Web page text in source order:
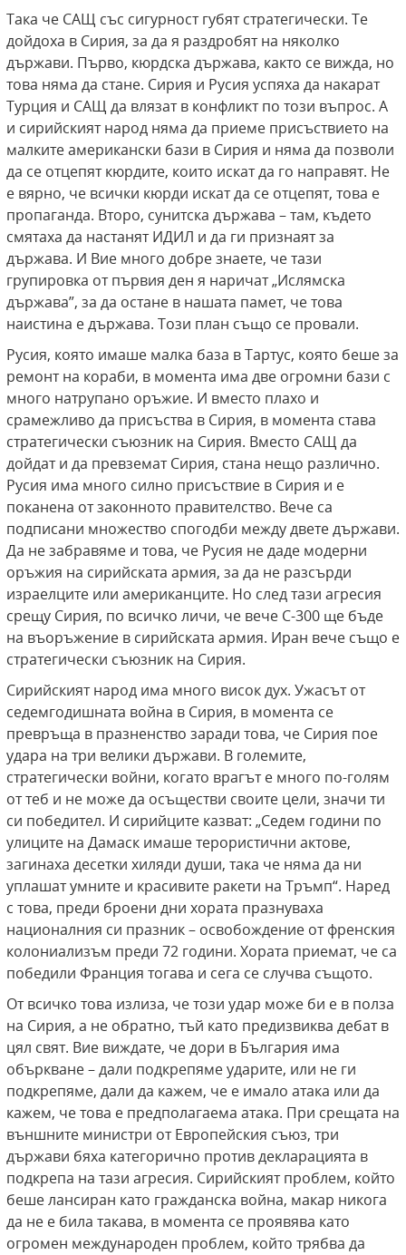
Така че САЩ със сигурност губят стратегически. Те
дойдоха в Сирия, за да я раздробят на няколко
държави. Първо, кюрдска държава, както се вижда, но
това няма да стане. Сирия и Русия успяха да накарат
Турция и САЩ да влязат в конфликт по този въпрос. А
и сирийският народ няма да приеме присъствието на
малките американски бази в Сирия и няма да позволи
да се отцепят кюрдите, които искат да го направят. Не
е вярно, че всички кюрди искат да се отцепят, това е
пропаганда. Второ, сунитска държава – там, където
смятаха да настанят ИДИЛ и да ги признаят за
държава. И Вие много добре знаете, че тази
групировка от първия ден я наричат „Ислямска
държава”, за да остане в нашата памет, че това
наистина е държава. Този план също се провали.
Русия, която имаше малка база в Тартус, която беше за
ремонт на кораби, в момента има две огромни бази с
много натрупано оръжие. И вместо плахо и
срамежливо да присъства в Сирия, в момента става
стратегически съюзник на Сирия. Вместо САЩ да
дойдат и да превземат Сирия, стана нещо различно.
Русия има много силно присъствие в Сирия и е
поканена от законното правителство. Вече са
подписани множество спогодби между двете държави.
Да не забравяме и това, че Русия не даде модерни
оръжия на сирийската армия, за да не разсърди
израелците или американците. Но след тази агресия
срещу Сирия, по всичко личи, че вече С-300 ще бъде
на въоръжение в сирийската армия. Иран вече също е
стратегически съюзник на Сирия.
Сирийският народ има много висок дух. Ужасът от
седемгодишната война в Сирия, в момента се
превръща в празненство заради това, че Сирия пое
удара на три велики държави. В големите,
стратегически войни, когато врагът е много по-голям
от теб и не може да осъществи своите цели, значи ти
си победител. И сирийците казват: „Седем години по
улиците на Дамаск имаше терористични актове,
загинаха десетки хиляди души, така че няма да ни
уплашат умните и красивите ракети на Тръмп“. Наред
с това, преди броени дни хората празнуваха
националния си празник – освобождение от френския
колониализъм преди 72 години. Хората приемат, че са
победили Франция тогава и сега се случва същото.
От всичко това излиза, че този удар може би е в полза
на Сирия, а не обратно, тъй като предизвиква дебат в
цял свят. Вие виждате, че дори в България има
объркване – дали подкрепяме ударите, или не ги
подкрепяме, дали да кажем, че е имало атака или да
кажем, че това е предполагаема атака. При срещата на
външните министри от Европейския съюз, три
държави бяха категорично против декларацията в
подкрепа на тази агресия. Сирийският проблем, който
беше лансиран като гражданска война, макар никога
да не е била такава, в момента се проявява като
огромен международен проблем, който трябва да